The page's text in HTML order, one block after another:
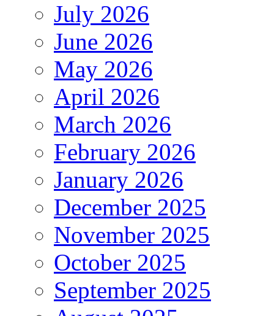
July 2026
June 2026
May 2026
April 2026
March 2026
February 2026
January 2026
December 2025
November 2025
October 2025
September 2025